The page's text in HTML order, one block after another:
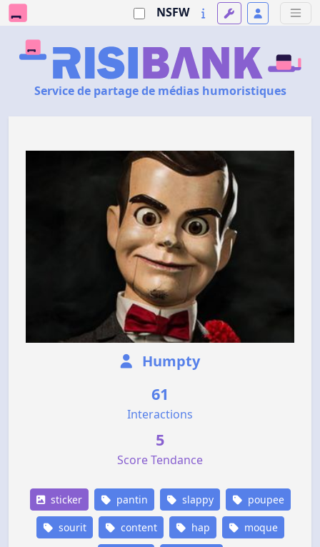
NSFW
Service de partage de médias humoristiques
Humpty
61
Interactions
5
Score Tendance
sticker pantin slappy poupee
sourit content hap moque